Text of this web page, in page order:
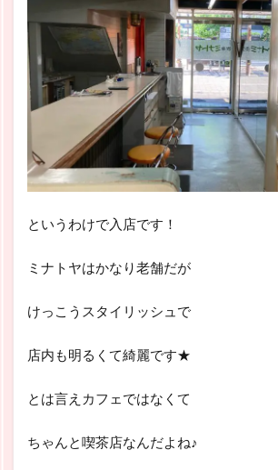
というわけで入店です！
ミナトヤはかなり老舗だが
けっこうスタイリッシュで
店内も明るくて綺麗です★
とは言えカフェではなくて
ちゃんと喫茶店なんだよね♪